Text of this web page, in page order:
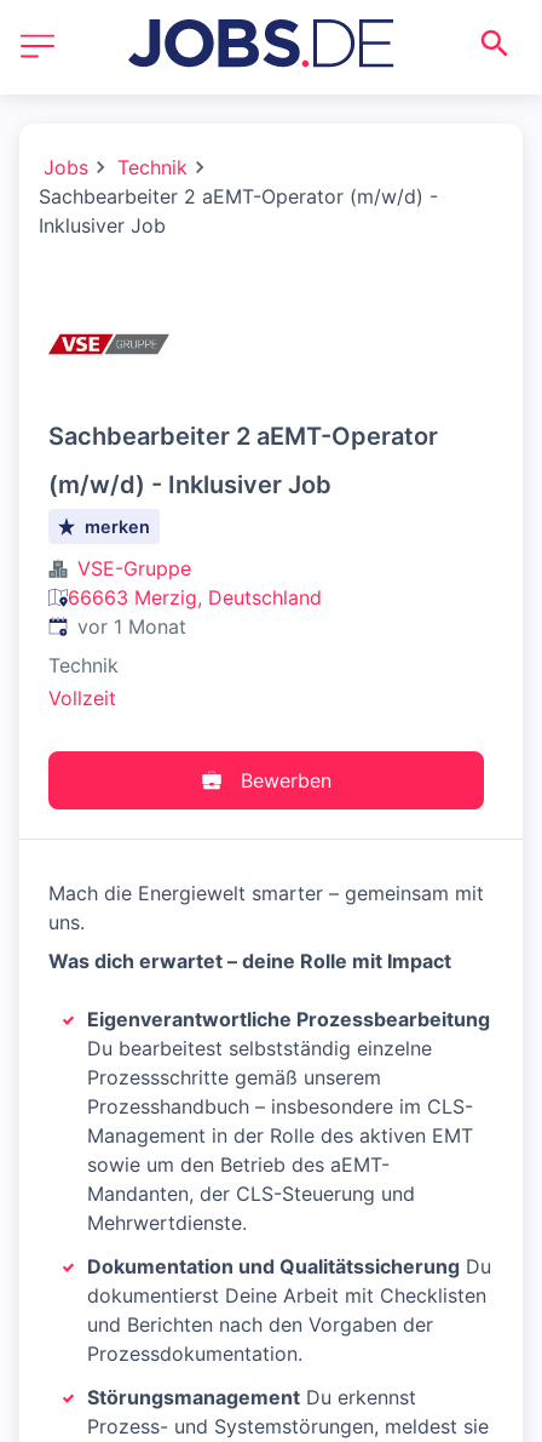
Jobs
Technik
Sachbearbeiter 2 aEMT-Operator (m/w/d) -
Inklusiver Job
Sachbearbeiter 2 aEMT-Operator
(m/w/d) - Inklusiver Job
merken
VSE-Gruppe
66663 Merzig, Deutschland
Veröffentlicht:
vor 1 Monat
Technik
Vollzeit
Bewerben
Mach die Energiewelt smarter – gemeinsam mit
uns.
Was dich erwartet – deine Rolle mit Impact
Eigenverantwortliche Prozessbearbeitung
Du bearbeitest selbstständig einzelne
Prozessschritte gemäß unserem
Prozesshandbuch – insbesondere im CLS-
Management in der Rolle des aktiven EMT
sowie um den Betrieb des aEMT-
Mandanten, der CLS-Steuerung und
Mehrwertdienste.
Dokumentation und Qualitätssicherung Du
dokumentierst Deine Arbeit mit Checklisten
und Berichten nach den Vorgaben der
Prozessdokumentation.
Störungsmanagement Du erkennst
Prozess- und Systemstörungen, meldest sie